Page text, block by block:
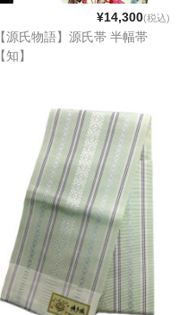
¥14,300(税込)
【源氏物語】源氏帯 半幅帯
【知】